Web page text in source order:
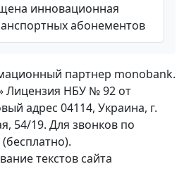
инновационная
абонементов
партнер monobank.
Лицензия НБУ № 92 от
адрес 04114, Украина, г.
54/19. Для звонков по
текстов сайта